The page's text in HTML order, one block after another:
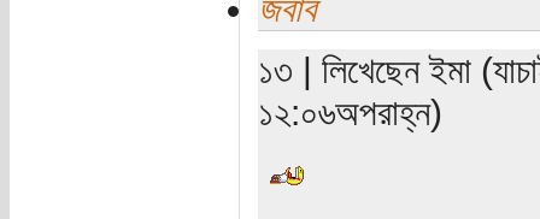
জবাব
১৩ | লিখেছেন ইমা
১২:০৬অপরাহ্ন)